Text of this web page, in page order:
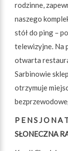
rodzinne,
naszego
stół do ping –
telewizyjne. Na
otwarta
Sarbinowie
otrzymuje
P E N S J O N A
SŁONECZNA